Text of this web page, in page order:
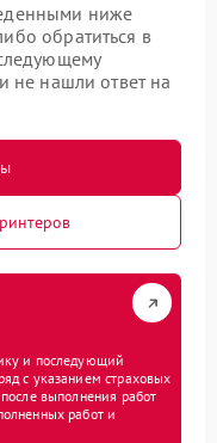
ниже
обратиться в
не нашли ответ на
и последующий
с указанием страховых
выполнения работ
работ и